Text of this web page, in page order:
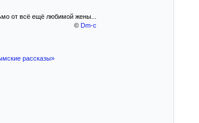
от всё ещё любимой жены...
© Dm-c
рассказы»